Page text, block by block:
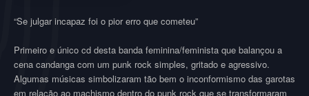
“Se julgar incapaz foi o pior erro que cometeu”
Primeiro e único cd desta banda feminina/feminista que balançou a
cena candanga com um punk rock simples, gritado e agressivo.
Algumas músicas simbolizaram tão bem o inconformismo das garotas
em relação ao machismo dentro do punk rock que se transformaram